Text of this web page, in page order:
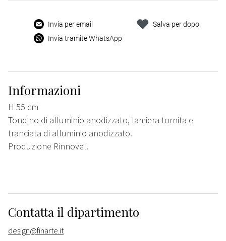
Invia per email
Invia tramite WhatsApp
Salva per dopo
Informazioni
H 55 cm
Tondino di alluminio anodizzato, lamiera tornita e
tranciata di alluminio anodizzato.
Produzione Rinnovel.
Contatta il dipartimento
design@finarte.it